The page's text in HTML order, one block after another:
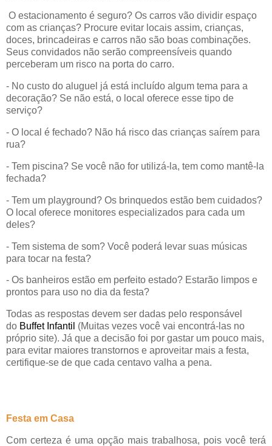
O estacionamento é seguro? Os carros vão dividir espaço
com as crianças? Procure evitar locais assim, crianças,
doces, brincadeiras e carros não são boas combinações.
Seus convidados não serão compreensíveis quando
perceberam um risco na porta do carro.
- No custo do aluguel já está incluído algum tema para a
decoração? Se não está, o local oferece esse tipo de
serviço?
- O local é fechado? Não há risco das crianças saírem para
rua?
- Tem piscina? Se você não for utilizá-la, tem como mantê-la
fechada?
- Tem um playground? Os brinquedos estão bem cuidados?
O local oferece monitores especializados para cada um
deles?
- Tem sistema de som? Você poderá levar suas músicas
para tocar na festa?
- Os banheiros estão em perfeito estado? Estarão limpos e
prontos para uso no dia da festa?
Todas as respostas devem ser dadas pelo responsável
do Buffet Infantil (Muitas vezes você vai encontrá-las no
próprio site). Já que a decisão foi por gastar um pouco mais,
para evitar maiores transtornos e aproveitar mais a festa,
certifique-se de que cada centavo valha a pena.
Festa em Casa
Com certeza é uma opção mais trabalhosa, pois você terá